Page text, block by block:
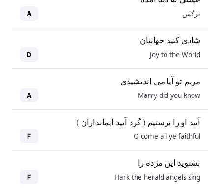
نرگس A
شادی کنید جهانیان
Joy to the World
D
مریم تو آیا می اندیشیدی
Marry did you know
A
آیید او را پرستیم ( گرد آیید ایمانداران )
O come all ye faithful
F
بشنوید این مژده را
Hark the herald angels sing
F